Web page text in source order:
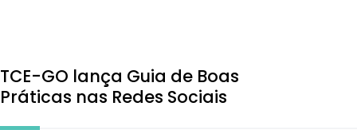
TCE-GO lança Guia de Boas
Práticas nas Redes Sociais